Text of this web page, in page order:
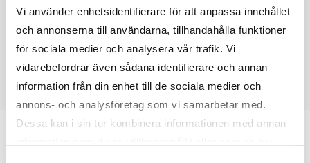
Vi använder enhetsidentifierare för att anpassa innehållet
och annonserna till användarna, tillhandahålla funktioner
för sociala medier och analysera vår trafik. Vi
vidarebefordrar även sådana identifierare och annan
information från din enhet till de sociala medier och
annons- och analysföretag som vi samarbetar med.
Dessa kan i sin tur kombinera informationen med annan